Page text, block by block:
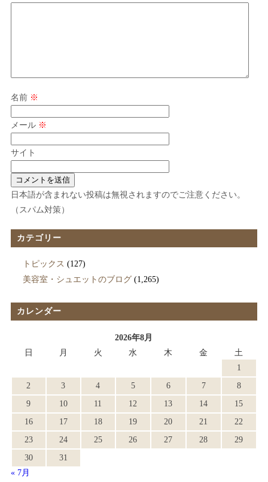
名前 ※
メール ※
サイト
日本語が含まれない投稿は無視されますのでご注意ください。
（スパム対策）
カテゴリー
トピックス (127)
美容室・シュエットのブログ(1,265)
カレンダー
2026年8月
日
月 火 水 木 金
土
1
2
3 4 5 6 7
8
9
10 11 12 13 14
15
16
17 18 19 20 21
22
23
24 25 26 27 28
29
30
31
« 7月